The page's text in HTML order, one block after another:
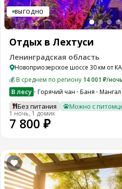
ВЫГОДНО
Отдых в Лехтуси
Ленинградская область
Новоприозерское шоссе 30 км от
💰 В среднем по региону 14 001 ₽/ночь
В лесу Горячий чан Баня Мангал
Без питания Можно с
1 ночь, 1 домик
7 800 ₽